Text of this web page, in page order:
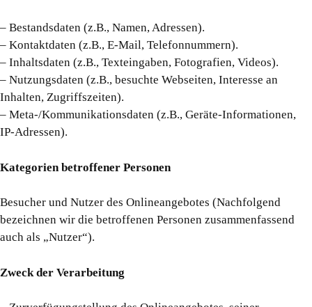
– Bestandsdaten (z.B., Namen, Adressen).
– Kontaktdaten (z.B., E-Mail, Telefonnummern).
– Inhaltsdaten (z.B., Texteingaben, Fotografien, Videos).
– Nutzungsdaten (z.B., besuchte Webseiten, Interesse an
Inhalten, Zugriffszeiten).
– Meta-/Kommunikationsdaten (z.B., Geräte-Informationen,
IP-Adressen).
Kategorien betroffener Personen
Besucher und Nutzer des Onlineangebotes (Nachfolgend
bezeichnen wir die betroffenen Personen zusammenfassend
auch als „Nutzer“).
Zweck der Verarbeitung